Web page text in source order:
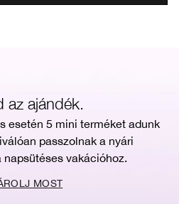
az ajándék.
esetén 5 mini terméket adunk
passzolnak a nyári
napsütéses vakációhoz.
MOST